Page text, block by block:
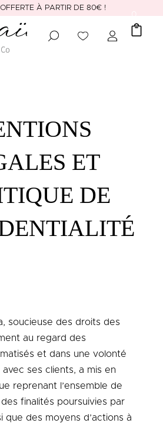
À PARTIR DE 80€ !
ET
DE
, soucieuse des droits des
au regard des
et dans une volonté
ses clients, a mis en
reprenant l’ensemble de
finalités poursuivies par
que des moyens d’actions à